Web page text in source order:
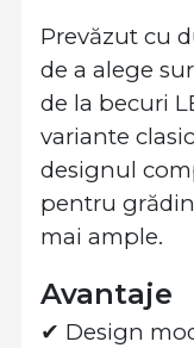
Prevăzut cu
de a alege
de la becuri
variante
designul
pentru
mai ample.
Avantaje
✔ Design